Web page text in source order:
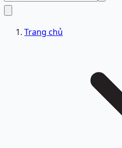
Trang chủ